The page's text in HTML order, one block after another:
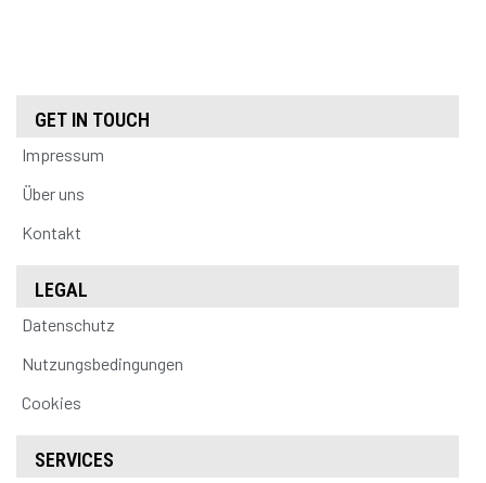
GET IN TOUCH
Impressum
Über uns
Kontakt
LEGAL
Datenschutz
Nutzungsbedingungen
Cookies
SERVICES